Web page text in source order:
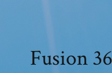
Fusion